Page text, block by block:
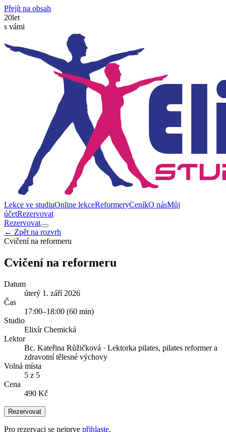
Přejít na obsah
20let
s vámi
Lekce ve studiuOnline lekceReformeryCeníkO násMůj
účetRezervovat
Rezervovat
← Zpět na rozvrh
Cvičení na reformeru
Cvičení na reformeru
Datum
úterý 1. září 2026
Čas
17:00–18:00 (60 min)
Studio
Elixír Chemická
Lektor
Bc. Kateřina Růžičková · Lektorka pilates, pilates reformer a
zdravotní tělesné výchovy
Volná místa
5 z 5
Cena
490 Kč
Rezervovat
Pro rezervaci se nejprve přihlaste.